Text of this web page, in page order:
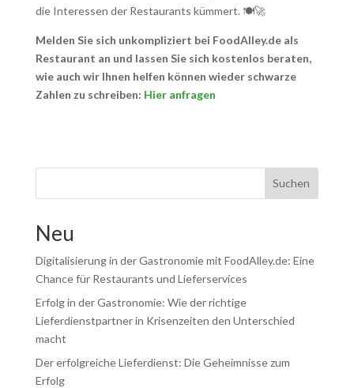
die Interessen der Restaurants kümmert. 🍽️🚀
Melden Sie sich unkompliziert bei FoodAlley.de als
Restaurant an und lassen Sie sich kostenlos beraten,
wie auch wir Ihnen helfen können wieder schwarze
Zahlen zu schreiben: Hier anfragen
Suchen
Neu
Digitalisierung in der Gastronomie mit FoodAlley.de: Eine
Chance für Restaurants und Lieferservices
Erfolg in der Gastronomie: Wie der richtige
Lieferdienstpartner in Krisenzeiten den Unterschied
macht
Der erfolgreiche Lieferdienst: Die Geheimnisse zum
Erfolg